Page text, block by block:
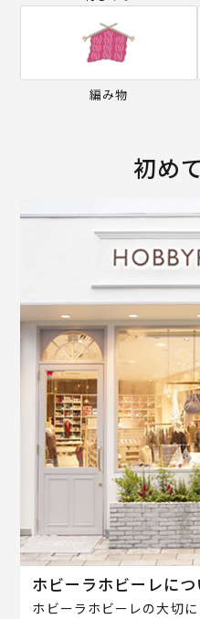
編み物
初め
ホビーラホビーレにつ
ホビーラホビーレの大切